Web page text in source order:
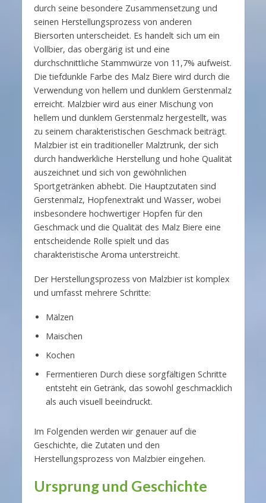
durch seine besondere Zusammensetzung und
seinen Herstellungsprozess von anderen
Biersorten unterscheidet. Es handelt sich um ein
Vollbier, das obergärig ist und eine
durchschnittliche Stammwürze von 11,7% aufweist.
Die tiefdunkle Farbe des Malz Biere wird durch die
Verwendung von hellem und dunklem Gerstenmalz
erreicht. Malzbier wird aus einer Mischung von
hellem und dunklem Gerstenmalz hergestellt, was
zu seinem charakteristischen Geschmack beiträgt.
Malzbier ist ein traditioneller Malztrunk, der sich
durch handwerkliche Herstellung und hohe Qualität
auszeichnet und sich von gewöhnlichen
Sportgetränken abhebt. Die Hauptzutaten sind
Gerstenmalz, Hopfenextrakt und Wasser, wobei
insbesondere hochwertiger Hopfen für den
Geschmack und die Qualität des Malz Biere eine
entscheidende Rolle spielt und das
charakteristische Aroma unterstreicht.
Der Herstellungsprozess von Malzbier ist komplex
und umfasst mehrere Schritte:
Mälzen
Maischen
Kochen
Fermentieren Durch diese sorgfältigen Schritte
entsteht ein Getränk, das sowohl geschmacklich
als auch visuell beeindruckt.
Im Folgenden werden wir genauer auf die
Geschichte, die Zutaten und den
Herstellungsprozess von Malzbier eingehen.
Ursprung und Geschichte